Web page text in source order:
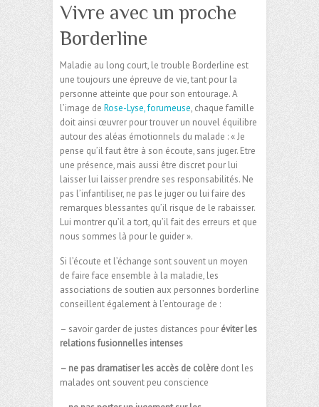
Vivre avec un proche
Borderline
Maladie au long court, le trouble Borderline est
une toujours une épreuve de vie, tant pour la
personne atteinte que pour son entourage. A
l’image de Rose-Lyse, forumeuse, chaque famille
doit ainsi œuvrer pour trouver un nouvel équilibre
autour des aléas émotionnels du malade : « Je
pense qu’il faut être à son écoute, sans juger. Etre
une présence, mais aussi être discret pour lui
laisser lui laisser prendre ses responsabilités. Ne
pas l’infantiliser, ne pas le juger ou lui faire des
remarques blessantes qu’il risque de le rabaisser.
Lui montrer qu’il a tort, qu’il fait des erreurs et que
nous sommes là pour le guider ».
Si l’écoute et l’échange sont souvent un moyen
de faire face ensemble à la maladie, les
associations de soutien aux personnes borderline
conseillent également à l’entourage de :
– savoir garder de justes distances pour éviter les
relations fusionnelles intenses
– ne pas dramatiser les accès de colère dont les
malades ont souvent peu conscience